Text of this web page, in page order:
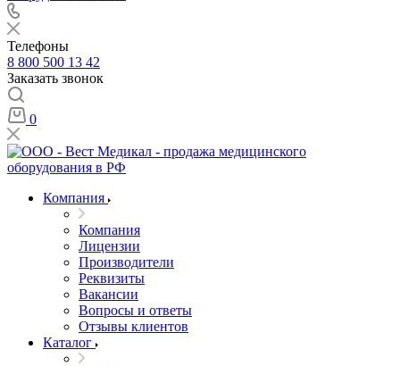
Телефоны
8 800 500 13 42
Заказать звонок
0
Компания
Компания
Лицензии
Производители
Реквизиты
Вакансии
Вопросы и ответы
Отзывы клиентов
Каталог